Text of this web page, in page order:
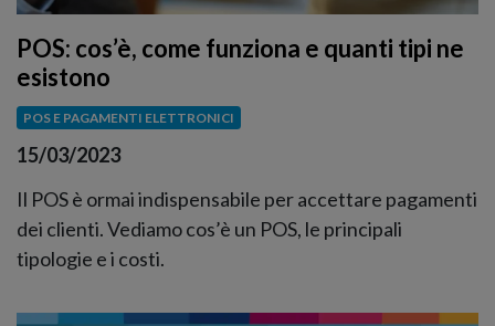
POS: cos’è, come funziona e quanti tipi ne
esistono
POS E PAGAMENTI ELETTRONICI
15/03/2023
Il POS è ormai indispensabile per accettare pagamenti
dei clienti. Vediamo cos’è un POS, le principali
tipologie e i costi.